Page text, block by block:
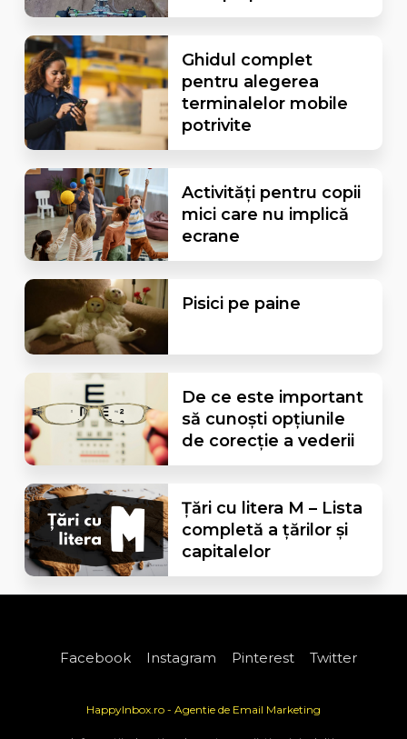
Ghidul complet
pentru alegerea
terminalelor mobile
potrivite
Activități pentru copii
mici care nu implică
ecrane
Pisici pe paine
De ce este important
să cunoști opțiunile
de corecție a vederii
Țări cu litera M – Lista
completă a țărilor și
capitalelor
Facebook Instagram Pinterest Twitter
HappyInbox.ro - Agentie de Email Marketing